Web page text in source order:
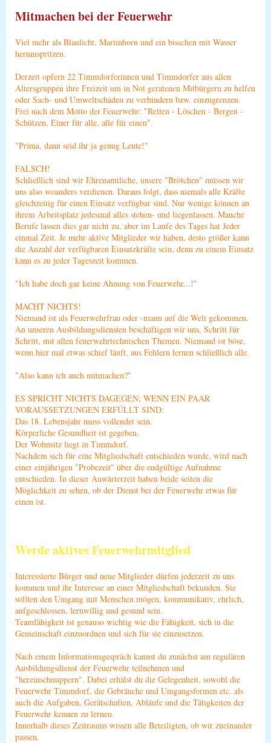
Mitmachen bei der Feuerwehr
Viel mehr als Blaulicht, Martinhorn und ein bisschen mit Wasser
herumspritzen.
Derzeit opfern 22 Timmdorferinnen und Timmdorfer aus allen
Altersgruppen ihre Freizeit um in Not geratenen Mitbürgern zu helfen
oder Sach- und Umweltschäden zu verhindern bzw. einzugrenzen.
Frei nach dem Motto der Feuerwehr: "Retten - Löschen - Bergen -
Schützen, Einer für alle, alle für einen".
"Prima, dann seid ihr ja genug Leute!"
FALSCH!
Schließlich sind wir Ehrenamtliche, unsere "Brötchen" müssen wir
uns also woanders verdienen. Daraus folgt, dass niemals alle Kräfte
gleichzeitig für einen Einsatz verfügbar sind. Nur wenige können an
ihrem Arbeitsplatz jedesmal alles stehen- und liegenlassen. Manche
Berufe lassen dies gar nicht zu, aber im Laufe des Tages hat Jeder
einmal Zeit. Je mehr aktive Mitglieder wir haben, desto größer kann
die Anzahl der verfügbaren Einsatzkräfte sein, denn zu einem Einsatz
kann es zu jeder Tageszeit kommen.
"Ich habe doch gar keine Ahnung von Feuerwehr...!"
MACHT NICHTS!
Niemand ist als Feuerwehrfrau oder -mann auf die Welt gekommen.
An unseren Ausbildungsdiensten beschäftigen wir uns, Schritt für
Schritt, mit allen feuerwehrtechnischen Themen. Niemand ist böse,
wenn hier mal etwas schief läuft, aus Fehlern lernen schließlich alle.
"Also kann ich auch mitmachen?"
ES SPRICHT NICHTS DAGEGEN; WENN EIN PAAR
VORAUSSETZUNGEN ERFÜLLT SIND:
Das 18. Lebensjahr muss vollendet sein.
Körperliche Gesundheit ist gegeben.
Der Wohnsitz liegt in Timmdorf.
Nachdem sich für eine Mitgliedschaft entschieden wurde, wird nach
einer einjährigen "Probezeit" über die endgültige Aufnahme
entschieden. In dieser Anwärterzeit haben beide seiten die
Möglichkeit zu sehen, ob der Dienst bei der Feuerwehr etwas für
einen ist.
Werde aktives Feuerwehrmitglied
Interessierte Bürger und neue Mitglieder dürfen jederzeit zu uns
kommen und ihr Interesse an einer Mitgliedschaft bekunden. Sie
sollten den Umgang mit Menschen mögen, kommunikativ, ehrlich,
aufgeschlossen, lernwillig und gesund sein.
Teamfähigkeit ist genauso wichtig wie die Fähigkeit, sich in die
Gemeinschaft einzuordnen und sich für sie einzusetzen.
Nach einem Informationsgespräch kannst du zunächst am regulären
Ausbildungsdienst der Feuerwehr teilnehmen und
"hereinschnuppern". Dabei erhälst du die Gelegenheit, sowohl die
Feuerwehr Timmdorf, die Gebräuche und Umgangsformen etc. als
auch die Aufgaben, Gerätschaften, Abläufe und die Tätigkeiten der
Feuerwehr kennen zu lernen.
Innerhalb dieses Zeitraums wissen alle Beteiligten, ob wir zueinander
passen.